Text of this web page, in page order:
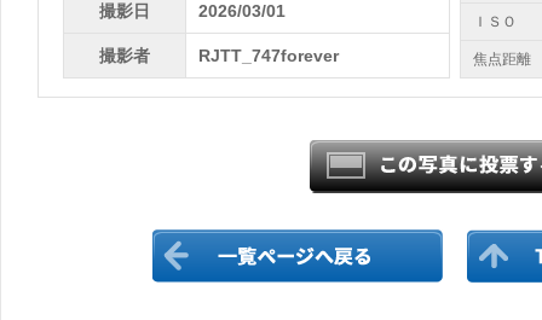
撮影日 2026/03/01
撮影者 RJTT_747forever
ＩＳＯ
焦点距離